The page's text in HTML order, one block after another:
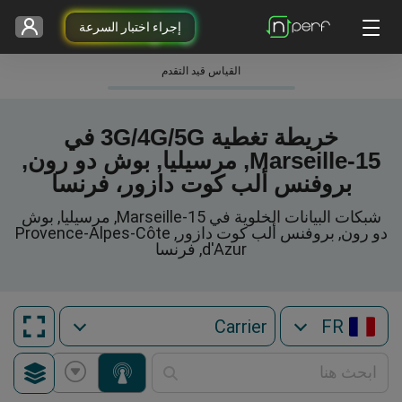
إجراء اختبار السرعة
القياس قيد التقدم
خريطة تغطية 3G/4G/5G في
Marseille-15, مرسيليا, بوش دو رون,
بروفنس ألب كوت دازور، فرنسا
شبكات البيانات الخلوية في Marseille-15, مرسيليا, بوش
دو رون, بروفنس ألب كوت دازور, Provence-Alpes-Côte
d'Azur, فرنسا
FR